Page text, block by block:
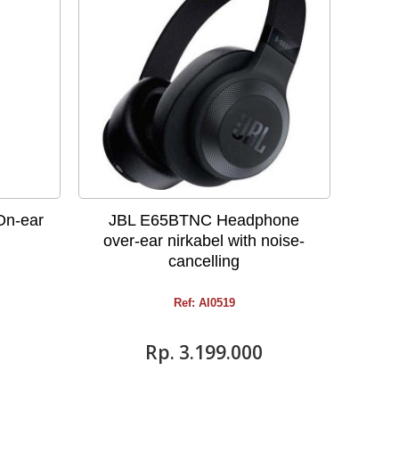
ear
JBL E65BTNC Headphone
over-ear nirkabel with noise-
cancelling
Ref: AI0519
Rp‎. 3.199.000